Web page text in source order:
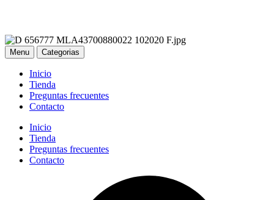
Menu Categorias
Inicio
Tienda
Preguntas frecuentes
Contacto
Inicio
Tienda
Preguntas frecuentes
Contacto